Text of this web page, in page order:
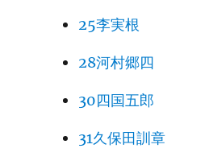
25李実根
28河村郷四
30四国五郎
31久保田訓章